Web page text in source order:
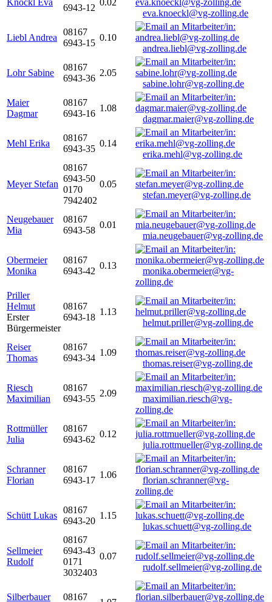
Knöckl Eva
6943-12
0.02
eva.knoeckl@vg-zolling.de
Liebl Andrea
08167
6943-15
0.10
andrea.liebl@vg-zolling.de
Lohr Sabine
08167
6943-36
2.05
sabine.lohr@vg-zolling.de
Maier
Dagmar
08167
6943-16
1.08
dagmar.maier@vg-zolling.de
Mehl Erika
08167
6943-35
0.14
erika.mehl@vg-zolling.de
Meyer Stefan
08167
6943-50
0170
7942402
0.05
stefan.meyer@vg-zolling.de
Neugebauer
Mia
08167
6943-58
0.01
mia.neugebauer@vg-zolling.de
Obermeier
Monika
08167
6943-42
0.13
monika.obermeier@vg-
zolling.de
Priller
Helmut
Erster
Bürgermeister
08167
6943-18
1.13
helmut.priller@vg-zolling.de
Reiser
Thomas
08167
6943-34
1.09
thomas.reiser@vg-zolling.de
Riesch
Maximilian
08167
6943-55
2.09
maximilian.riesch@vg-
zolling.de
Rottmüller
Julia
08167
6943-62
0.12
julia.rottmueller@vg-zolling.de
Schranner
Florian
08167
6943-17
1.06
florian.schranner@vg-
zolling.de
Schütt Lukas
08167
6943-20
1.15
lukas.schuett@vg-zolling.de
Sellmeier
Rudolf
08167
6943-43
0171
3032403
0.07
rudolf.sellmeier@vg-zolling.de
Silberbauer
08167